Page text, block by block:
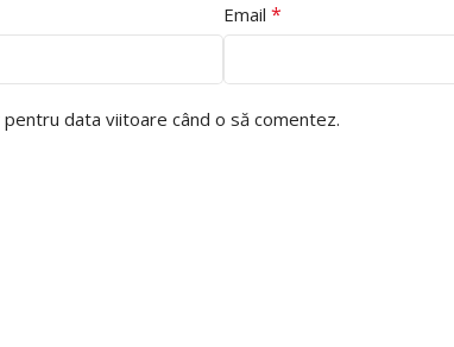
Email *
data viitoare când o să comentez.